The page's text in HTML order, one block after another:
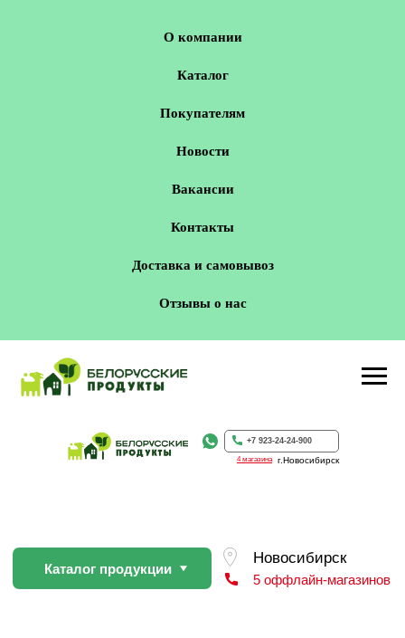
О компании
Каталог
Покупателям
Новости
Вакансии
Контакты
Доставка и самовывоз
Отзывы о нас
г.Новосибирск
+7 923-24-24-900
4 магазина
По Вашей просьбе покупку
профессиональном слайсере